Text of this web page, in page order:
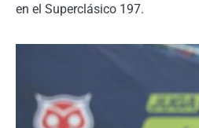
en el Superclásico 197.